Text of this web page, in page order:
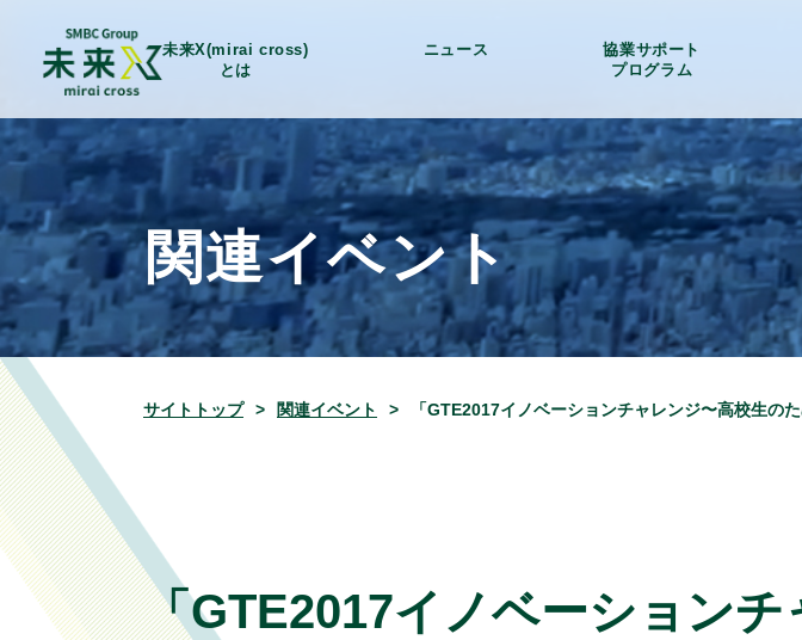
未来X(mirai cross)
とは
ニュース
協業サポート
プログラム
関連イベント
サイトトップ 関連イベント
「GTE2017イノベーション